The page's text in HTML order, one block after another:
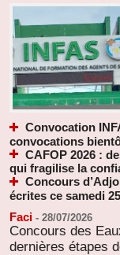
Convocation
convocations
CAFOP 2026 :
qui fragilise la
Concours
écrites ce samedi
Faci - 28/07/2026
Concours des
dernières étapes